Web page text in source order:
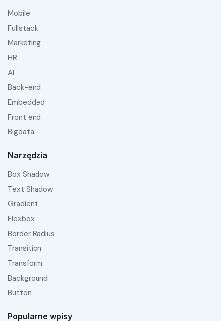
Mobile
fullstack
Marketing
HR
AI
Back-end
embedded
front end
bigdata
Narzędzia
Box Shadow
Text Shadow
Gradient
Flexbox
Border Radius
Transition
Transform
Background
Button
Popularne wpisy